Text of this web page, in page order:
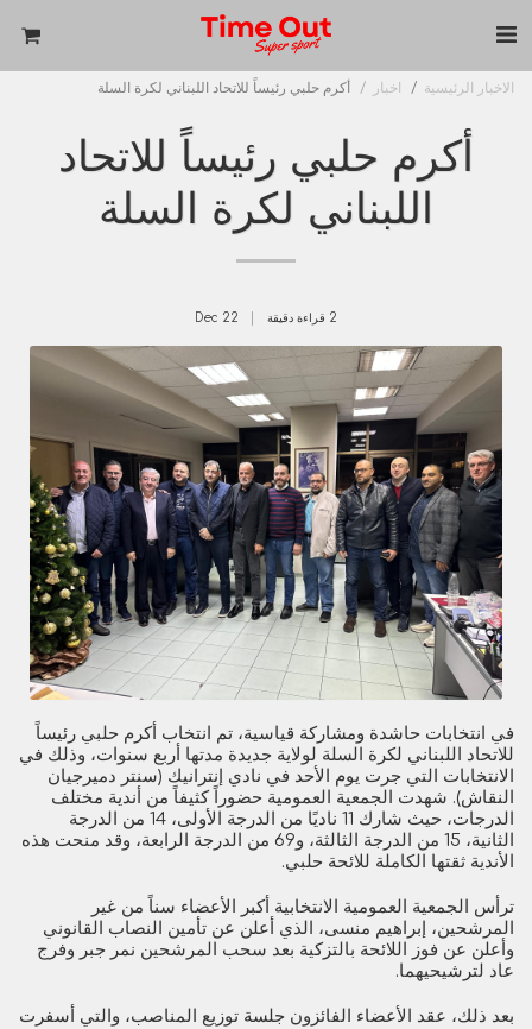
الاخبار الرئيسية اخبار أكرم حلبي رئيساً للاتحاد اللبناني لكرة السلة
أكرم حلبي رئيساً للاتحاد
اللبناني لكرة السلة
2 قراءة دقيقة 22
Dec
في انتخابات حاشدة ومشاركة قياسية، تم انتخاب أكرم حلبي رئيساً
للاتحاد اللبناني لكرة السلة لولاية جديدة مدتها أربع سنوات، وذلك في
الانتخابات التي جرت يوم الأحد في نادي إنترانيك (سنتر دميرجيان
النقاش). شهدت الجمعية العمومية حضوراً كثيفاً من أندية مختلف
الدرجات، حيث شارك 11 ناديًا من الدرجة الأولى، 14 من الدرجة
الثانية، 15 من الدرجة الثالثة، و69 من الدرجة الرابعة، وقد منحت هذه
الأندية ثقتها الكاملة للائحة حلبي.
ترأس الجمعية العمومية الانتخابية أكبر الأعضاء سناً من غير
المرشحين، إبراهيم منسى، الذي أعلن عن تأمين النصاب القانوني
وأعلن عن فوز اللائحة بالتزكية بعد سحب المرشحين نمر جبر وفرج
عاد لترشيحيهما.
بعد ذلك، عقد الأعضاء الفائزون جلسة توزيع المناصب، والتي أسفرت